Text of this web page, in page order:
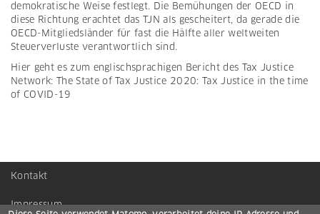
demokratische Weise festlegt. Die Bemühungen der OECD in
diese Richtung erachtet das TJN als gescheitert, da gerade die
OECD-Mitgliedsländer für fast die Hälfte aller weltweiten
Steuerverluste verantwortlich sind.
Hier geht es zum englischsprachigen Bericht des Tax Justice
Network: The State of Tax Justice 2020: Tax Justice in the time
of COVID-19
Footer
Kontakt
Impressum